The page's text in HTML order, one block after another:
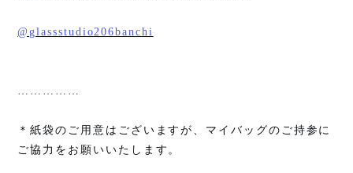
@glassstudio206banchi
……………
＊紙袋のご用意はございますが、マイバッグのご持参に
ご協力をお願いいたします。